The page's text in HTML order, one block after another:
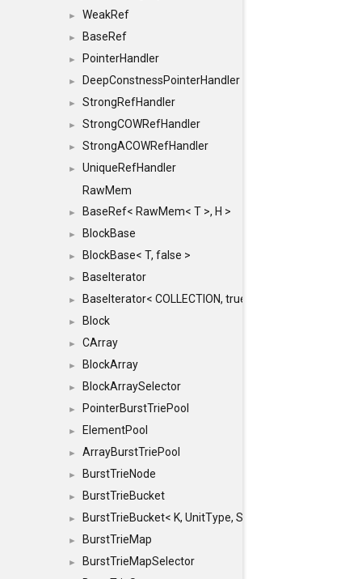
► WeakRef
► BaseRef
► PointerHandler
► DeepConstnessPointerHandler
► StrongRefHandler
► StrongCOWRefHandler
► StrongACOWRefHandler
►
UniqueRefHandler
RawMem
► BaseRef< RawMem< T >, H >
► BlockBase
► BlockBase< T, false >
► BaseIterator
► BaseIterator< COLLECTION, true >
► Block
► CArray
► BlockArray
► BlockArraySelector
► PointerBurstTriePool
► ElementPool
► ArrayBurstTriePool
► BurstTrieNode
► BurstTrieBucket
► BurstTrieBucket< K, UnitType, SIZE >
► BurstTrieMap
►
BurstTrieMapSelector